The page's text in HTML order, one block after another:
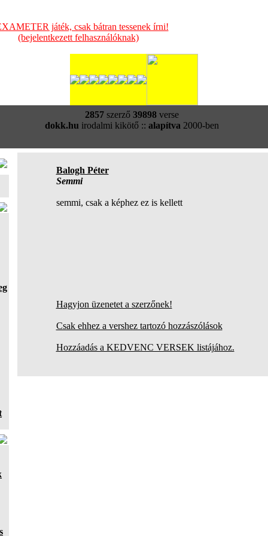
játék, csak bátran tessenek írni!
(bejelentkezett felhasználóknak)
2857szerző 39898verse
dokk.hu irodalmi kikötő :: alapítva 2000-ben
Balogh Péter
Semmi
semmi, csak a képhez ez is kellett
Hagyjon üzenetet a szerzőnek!
Csak ehhez a vershez tartozó hozzászólások
Hozzáadás a KEDVENC VERSEK listájához.